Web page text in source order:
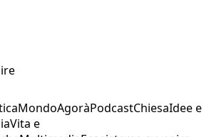
MondoAgoràPodcastChiesaIdee e
Vita e